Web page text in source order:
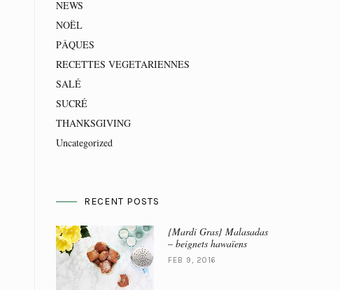
NEWS
NOËL
PÂQUES
RECETTES VEGETARIENNES
SALÉ
SUCRÉ
THANKSGIVING
Uncategorized
RECENT POSTS
{Mardi Gras} Malasadas
– beignets hawaïens
FEB 9, 2016